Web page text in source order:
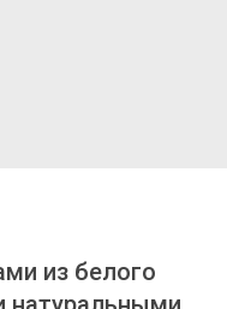
из белого